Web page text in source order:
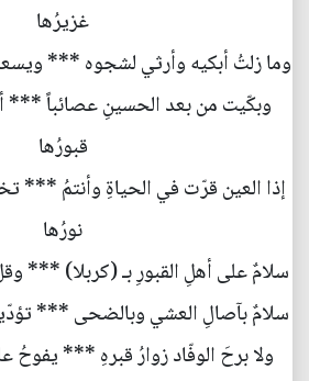
غزيرُها
وما زلتُ أبكيه وأرثي لشجوه ***
وبكّيت من بعد الحسينِ عصائباً ***
قبورُها
إذا العين قرّت في الحياةِ وأنتمُ ***
نورُها
سلامٌ على أهلِ القبورِ بـ (كربلا) ***
سلامٌ بآصالِ العشي وبالضحى ***
ولا برحَ الوفّاد زوارُ قبرهِ *** يفوحُ